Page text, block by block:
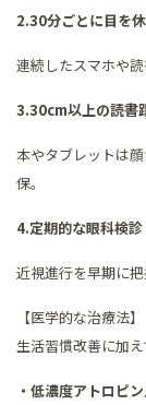
2.30分ごとに目を
連続したスマホや
3.30cm以上の読書
本やタブレットは
保。
4.定期的な眼科検診
近視進行を早期に
【医学的な治療法】
生活習慣改善に加
・低濃度アトロピ